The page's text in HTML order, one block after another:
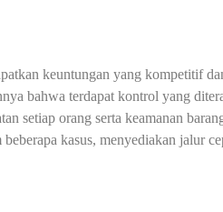
keuntungan yang kompetitif
bahwa terdapat kontrol yang
setiap orang serta keamanan
kasus, menyediakan jalur